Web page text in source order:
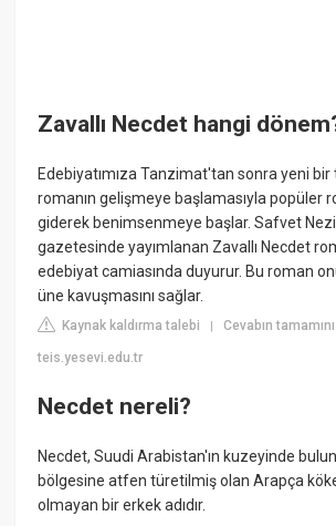
Zavallı Necdet hangi
Edebiyatımıza Tanzimat'tan sonra yeni
romanın gelişmeye başlamasıyla popüler
giderek benimsenmeye başlar. Safvet
gazetesinde yayımlanan Zavallı Necdet
edebiyat camiasında duyurur. Bu roman
üne kavuşmasını sağlar.
Kaynak kaldırma talebi |Cevabın
teis.yesevi.edu.tr
Necdet nereli?
Necdet, Suudi Arabistan'ın kuzeyinde
bölgesine atfen türetilmiş olan Arapça
olmayan bir erkek adıdır.